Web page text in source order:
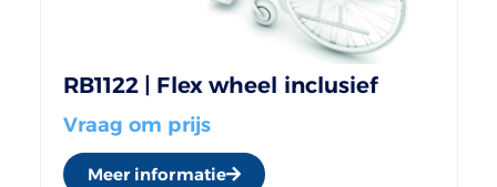
RB1122 | Flex wheel inclusief
Vraag om prijs
Meer informatie